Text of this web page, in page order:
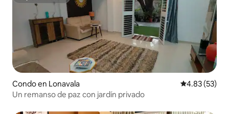
Condo en Lonavala Calificación
4.83 (53)
Un remanso de paz con jardín privado